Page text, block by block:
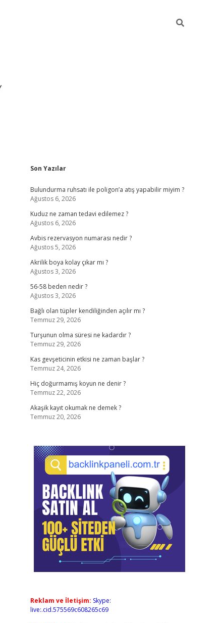
Sidebar
Son Yazılar
Bulundurma ruhsatı ile poligon’a atış yapabilir miyim ?
Ağustos 6, 2026
Kuduz ne zaman tedavi edilemez ?
Ağustos 6, 2026
Avbis rezervasyon numarası nedir ?
Ağustos 5, 2026
Akrilik boya kolay çıkar mı ?
Ağustos 3, 2026
56-58 beden nedir ?
Ağustos 3, 2026
Bağlı olan tüpler kendiliğinden açılır mı ?
Temmuz 29, 2026
Turşunun olma süresi ne kadardır ?
Temmuz 29, 2026
Kas gevşeticinin etkisi ne zaman başlar ?
Temmuz 24, 2026
Hiç doğurmamış koyun ne denir ?
Temmuz 22, 2026
Akaşik kayıt okumak ne demek ?
Temmuz 20, 2026
Reklam ve İletişim: Skype:
live:.cid.575569c608265c69